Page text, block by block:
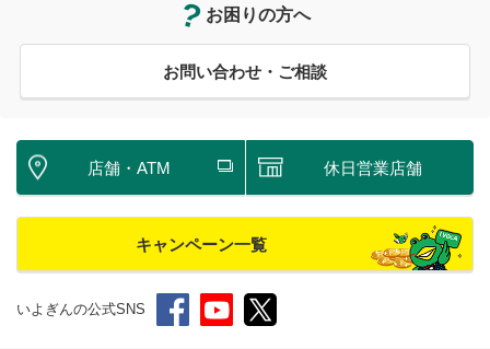
お困りの方へ
お問い合わせ・ご相談
店舗・ATM 休日営業店舗
キャンペーン一覧
いよぎんの公式SNS